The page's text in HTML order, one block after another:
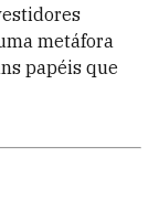
metáfora
papéis que